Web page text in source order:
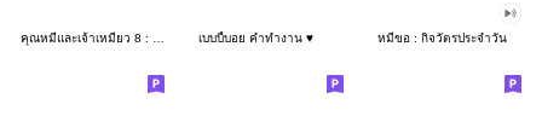
เบบบี้บอย คำทำงาน ♥️ หมีขอ : กิจวัตรประจำวัน